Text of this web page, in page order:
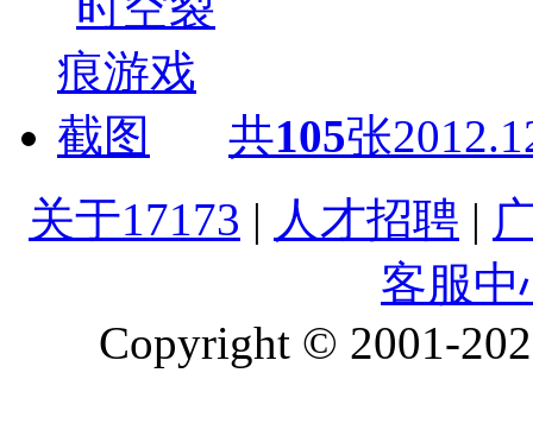
共105张
关于17173 | 人才招聘 |
客服中
Copyright © 2001-